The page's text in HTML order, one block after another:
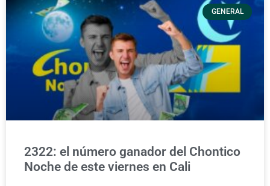
GENERAL
2322: el número ganador del Chontico
Noche de este viernes en Cali